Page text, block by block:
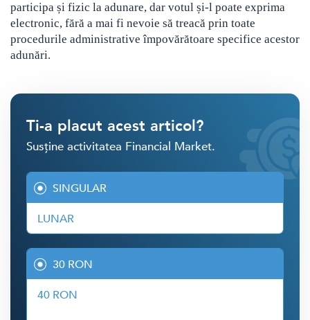
participa și fizic la adunare, dar votul și-l poate exprima
electronic, fără a mai fi nevoie să treacă prin toate
procedurile administrative împovărătoare specifice acestor
adunări.
Ti-a placut acest articol?
Susține activitatea Financial Market.
SINGULAR
LUNAR
30 RON
40 RON